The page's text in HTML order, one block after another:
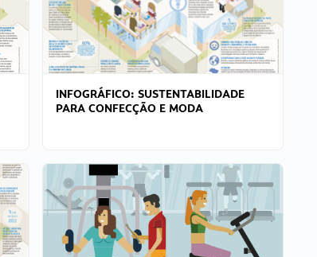
INFOGRÁFICO: SUSTENTABILIDADE
PARA CONFECÇÃO E MODA